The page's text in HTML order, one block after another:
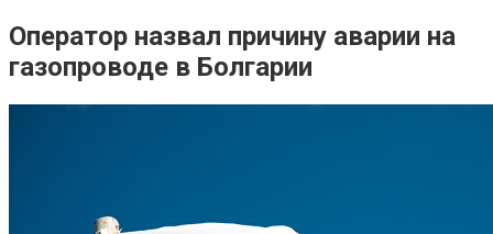
Оператор назвал причину аварии на
газопроводе в Болгарии